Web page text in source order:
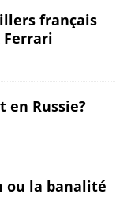
français
Ferrari
en Russie?
ou la banalité